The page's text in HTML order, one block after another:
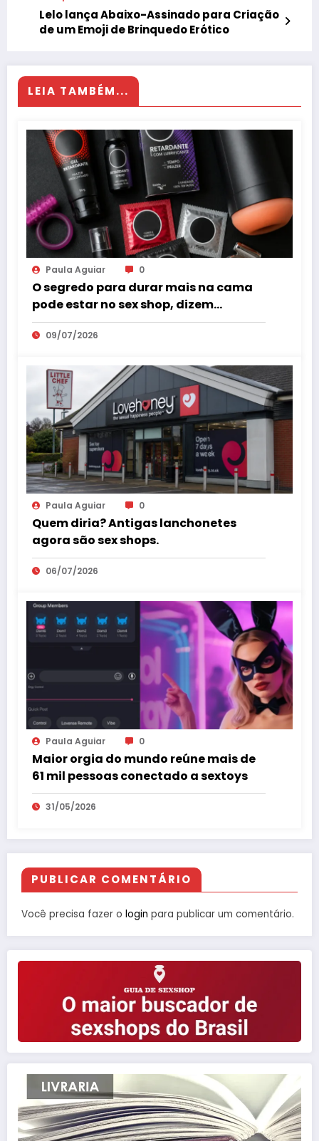
Lelo lança Abaixo-Assinado para Criação
de um Emoji de Brinquedo Erótico
LEIA TAMBÉM...
Paula Aguiar 0
O segredo para durar mais na cama
pode estar no sex shop, dizem
especialistas em saúde sexual
09/07/2026
Paula Aguiar 0
Quem diria? Antigas lanchonetes
agora são sex shops.
06/07/2026
Paula Aguiar 0
Maior orgia do mundo reúne mais de
61 mil pessoas conectado a sextoys
31/05/2026
PUBLICAR COMENTÁRIO
Você precisa fazer o login para publicar um comentário.